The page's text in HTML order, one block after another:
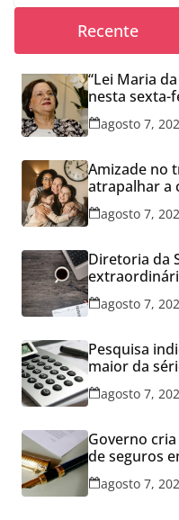
Recente
“Lei Maria
nesta sexta-
agosto 7,
Amizade no
atrapalhar a
agosto 7,
Diretoria da
agosto 7,
Pesquisa
maior da
agosto 7,
Governo
de seguros
agosto 7,